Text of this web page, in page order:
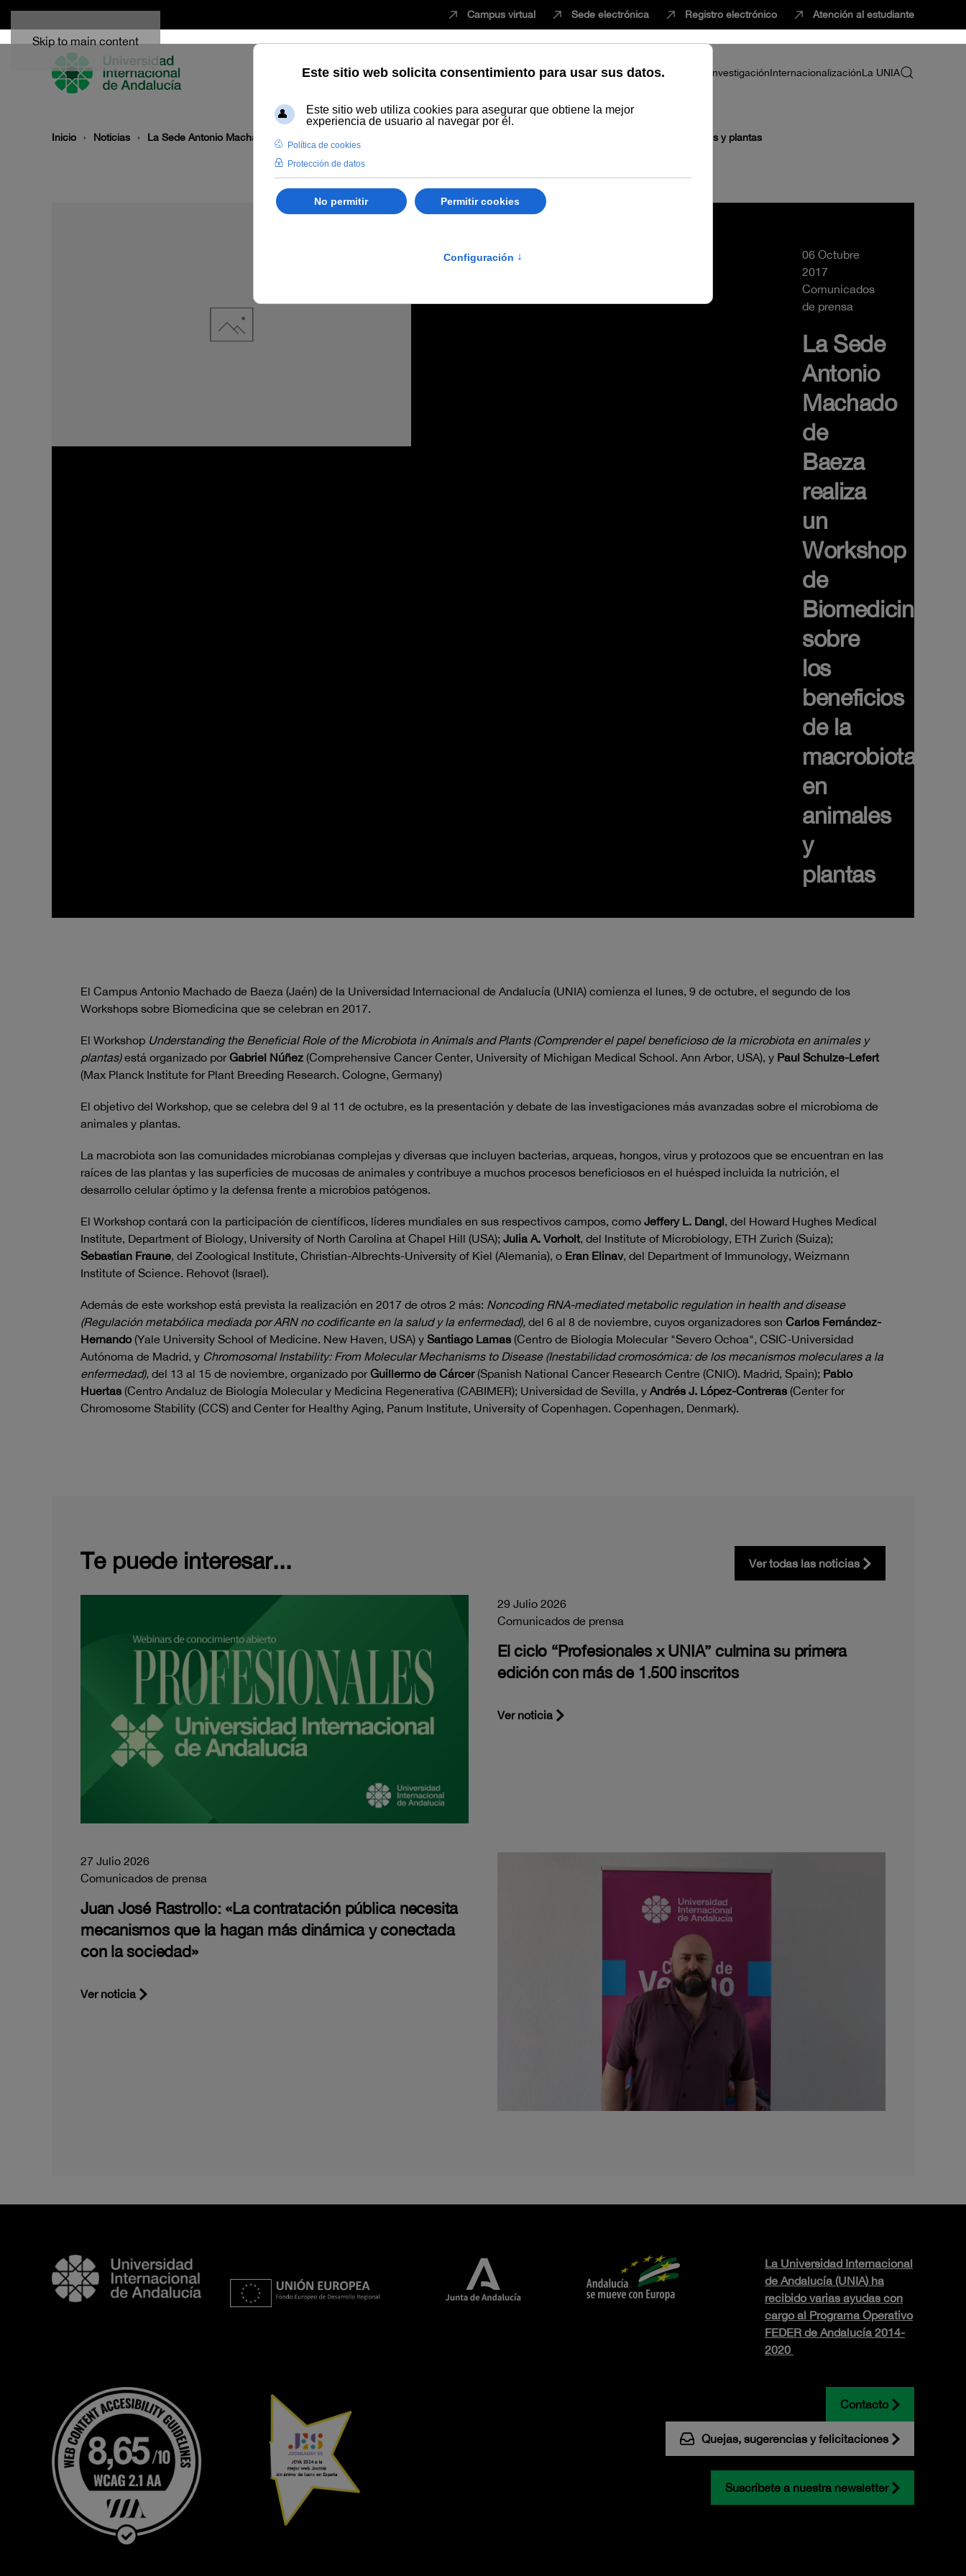
Skip to main content
Campus virtual Sede electrónica Registro electrónico Atención al estudiante
EstudiarInnovaciónVida universitariaProfesorado InvestigaciónInternacionalizaciónLa UNIA
Inicio Noticias La Sede Antonio Machado de Baeza realiza un Workshop de Biomedicina sobre los beneficios de la macrobiota en animales y plantas
06 Octubre
2017
Comunicados
de prensa
La Sede
Antonio
Machado
de
Baeza
realiza
un
Workshop
de
Biomedicina
sobre
los
beneficios
de la
macrobiota
en
animales
y
plantas
El Campus Antonio Machado de Baeza (Jaén) de la Universidad Internacional de Andalucía (UNIA) comienza el lunes, 9 de octubre, el segundo de los
Workshops sobre Biomedicina que se celebran en 2017.
El Workshop Understanding the Beneficial Role of the Microbiota in Animals and Plants (Comprender el papel beneficioso de la microbiota en animales y
plantas)está organizado porGabriel Núñez (Comprehensive Cancer Center, University of Michigan Medical School. Ann Arbor, USA), y Paul Schulze-Lefert
(Max Planck Institute for Plant Breeding Research. Cologne, Germany)
El objetivo del Workshop, que se celebra del 9 al 11 de octubre, es la presentación y debate de las investigaciones más avanzadas sobre el microbioma de
animales y plantas.
La macrobiota son las comunidades microbianas complejas y diversas que incluyen bacterias, arqueas, hongos, virus y protozoos que se encuentran en las
raíces de las plantas y las superficies de mucosas de animales y contribuye a muchos procesos beneficiosos en el huésped incluida la nutrición, el
desarrollo celular óptimo y la defensa frente a microbios patógenos.
El Workshop contará con la participación de científicos, líderes mundiales en sus respectivos campos, como Jeffery L. Dangl, del Howard Hughes Medical
Institute, Department of Biology, University of North Carolina at Chapel Hill (USA); Julia A. Vorholt, del Institute of Microbiology, ETH Zurich (Suiza);
Sebastian Fraune, del Zoological Institute, Christian-Albrechts-University of Kiel (Alemania), o Eran Elinav, del Department of Immunology, Weizmann
Institute of Science. Rehovot (Israel).
Además de este workshop está prevista la realización en 2017 de otros 2 más: Noncoding RNA-mediated metabolic regulation in health and disease
(Regulación metabólica mediada por ARN no codificante en la salud y la enfermedad), del 6 al 8 de noviembre, cuyos organizadores son Carlos Fernández-
Hernando(Yale University School of Medicine. New Haven, USA) y Santiago Lamas (Centro de Biología Molecular "Severo Ochoa", CSIC-Universidad
Autónoma de Madrid, y Chromosomal Instability: From Molecular Mechanisms to Disease (Inestabilidad cromosómica: de los mecanismos moleculares a la
enfermedad), del 13 al 15 de noviembre, organizado porGuillermo de Cárcer(Spanish National Cancer Research Centre (CNIO). Madrid, Spain); Pablo
Huertas (Centro Andaluz de Biología Molecular y Medicina Regenerativa (CABIMER); Universidad de Sevilla, y Andrés J. López-Contreras (Center for
Chromosome Stability (CCS) and Center for Healthy Aging, Panum Institute, University of Copenhagen. Copenhagen, Denmark).
Te puede interesar... Ver todas las noticias
29 Julio 2026
Comunicados de prensa
El ciclo “Profesionales x UNIA” culmina su primera
edición con más de 1.500 inscritos
Ver noticia
27 Julio 2026
Comunicados de prensa
Juan José Rastrollo: «La contratación pública necesita
mecanismos que la hagan más dinámica y conectada
con la sociedad»
Ver noticia
La Universidad Internacional
de Andalucía (UNIA) ha
recibido varias ayudas con
cargo al Programa Operativo
FEDER de Andalucía 2014-
2020
Contacto
Quejas, sugerencias y felicitaciones
Suscríbete a nuestra newsletter